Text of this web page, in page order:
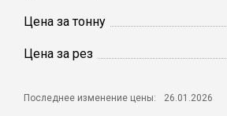
Цена за тонну
Цена за рез
Последнее изменение цены: 26.01.2026